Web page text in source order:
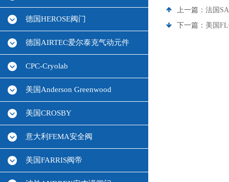
德国HEROSE阀门
德国AIRTEC爱尔泰克气动元件
CPC-Cryolab
美国Anderson Greenwood
美国CROSBY
意大利FEMA安全阀
美国FARRIS阀帝
上一篇： 法国
下一篇： 美国